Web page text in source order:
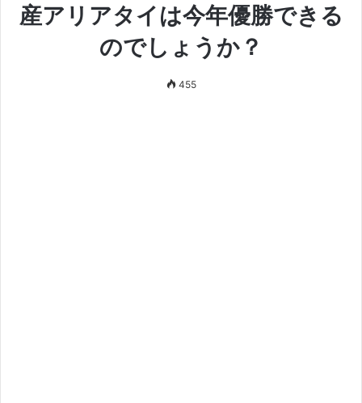
産アリアタイは今年優勝できる
のでしょうか？
455